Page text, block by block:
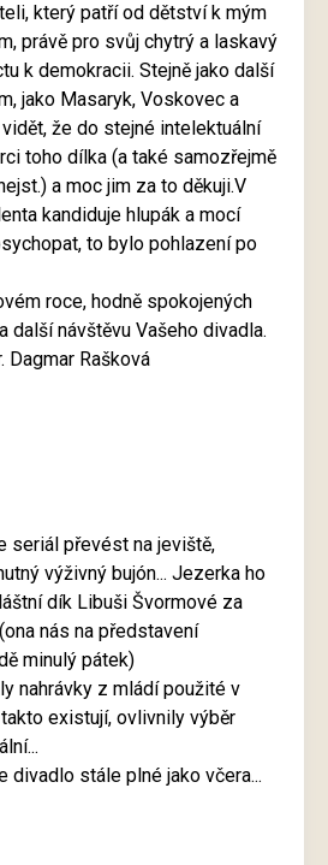
který patří od dětství k mým
právě pro svůj chytrý a laskavý
k demokracii. Stejně jako další
jako Masaryk, Voskovec a
že do stejné intelektuální
toho dílka (a také samozřejmě
a moc jim za to děkuji.V
kandiduje hlupák a mocí
to bylo pohlazení po
roce, hodně spokojených
další návštěvu Vašeho divadla.
Dagmar Rašková
seriál převést na jeviště,
výživný bujón... Jezerka ho
dík Libuši Švormové za
nás na představení
minulý pátek)
nahrávky z mládí použité v
existují, ovlivnily výběr
divadlo stále plné jako včera...